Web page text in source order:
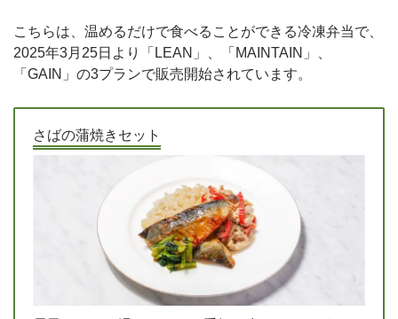
こちらは、温めるだけで食べることができる冷凍弁当で、
2025年3月25日より「LEAN」、「MAINTAIN」、
「GAIN」の3プランで販売開始されています。
さばの蒲焼きセット